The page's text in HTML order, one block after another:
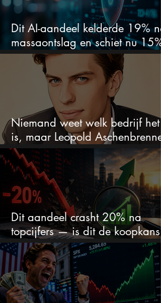
Dit AI-aandeel kelderde 19% na
massaontslag en schiet nu 15%
omhoog
Niemand weet welk bedrijf het
is, maar Leopold Aschenbrenner
zet er nu $500 miljoen op
Dit aandeel crasht 20% na
topcijfers — is dit de koopkans
waar beleggers op wachtten?